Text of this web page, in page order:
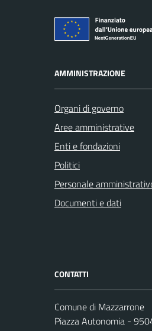
AMMINISTRAZIONE
Organi di governo
Aree amministrative
Enti e fondazioni
Politici
Personale
Documenti e dati
CONTATTI
Comune di Mazzarrone
Piazza Autonomia -